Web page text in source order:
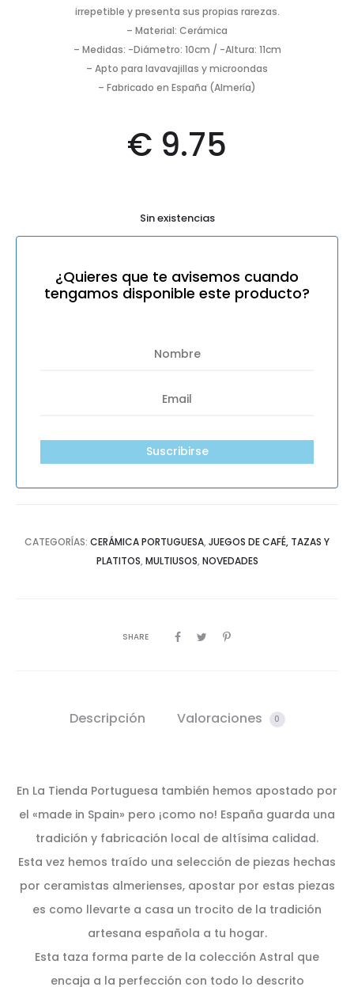
irrepetible y presenta sus propias rarezas.
– Material: Cerámica
– Medidas: -Diámetro: 10cm / -Altura: 11cm
– Apto para lavavajillas y microondas
– Fabricado en España (Almería)
€ 9.75
Sin existencias
¿Quieres que te avisemos cuando
tengamos disponible este producto?
Suscribirse
CATEGORÍAS: CERÁMICA PORTUGUESA, JUEGOS DE CAFÉ, TAZAS Y
PLATITOS, MULTIUSOS, NOVEDADES
SHARE
Descripción Valoraciones 0
En La Tienda Portuguesa también hemos apostado por
el «made in Spain» pero ¡como no! España guarda una
tradición y fabricación local de altísima calidad.
Esta vez hemos traído una selección de piezas hechas
por ceramistas almerienses, apostar por estas piezas
es como llevarte a casa un trocito de la tradición
artesana española a tu hogar.
Esta taza forma parte de la colección Astral que
encaja a la perfección con todo lo descrito